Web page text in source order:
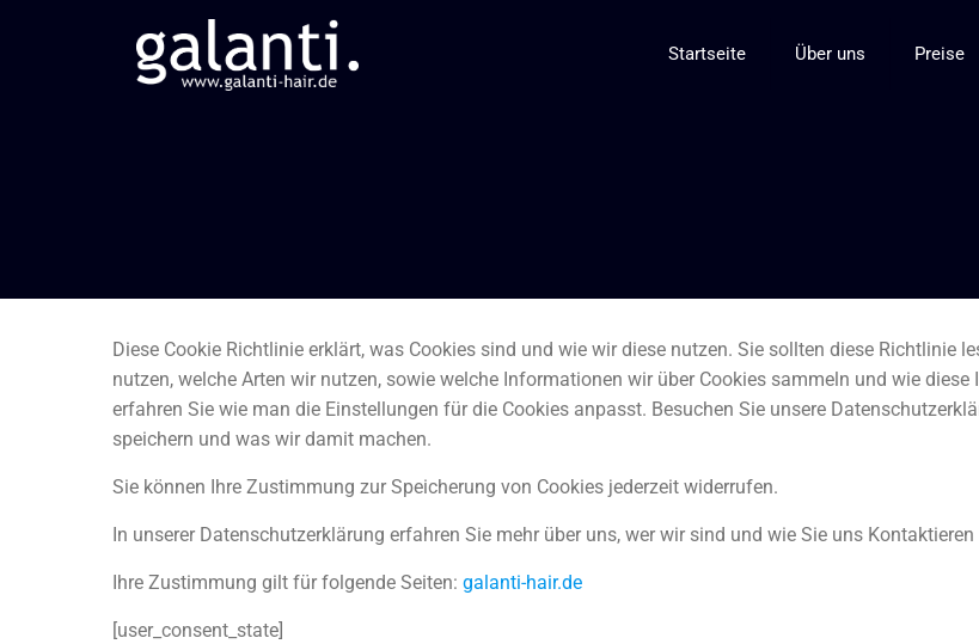
Startseite Über uns Preise
Diese Cookie Richtlinie erklärt, was Cookies sind und wie wir diese nutzen. Sie sollten diese Richtlinie
nutzen, welche Arten wir nutzen, sowie welche Informationen wir über Cookies sammeln und wie
erfahren Sie wie man die Einstellungen für die Cookies anpasst. Besuchen Sie unsere
speichern und was wir damit machen.
Sie können Ihre Zustimmung zur Speicherung von Cookies jederzeit widerrufen.
In unserer Datenschutzerklärung erfahren Sie mehr über uns, wer wir sind und wie Sie uns Kontaktieren
Ihre Zustimmung gilt für folgende Seiten: galanti-hair.de
[user_consent_state]